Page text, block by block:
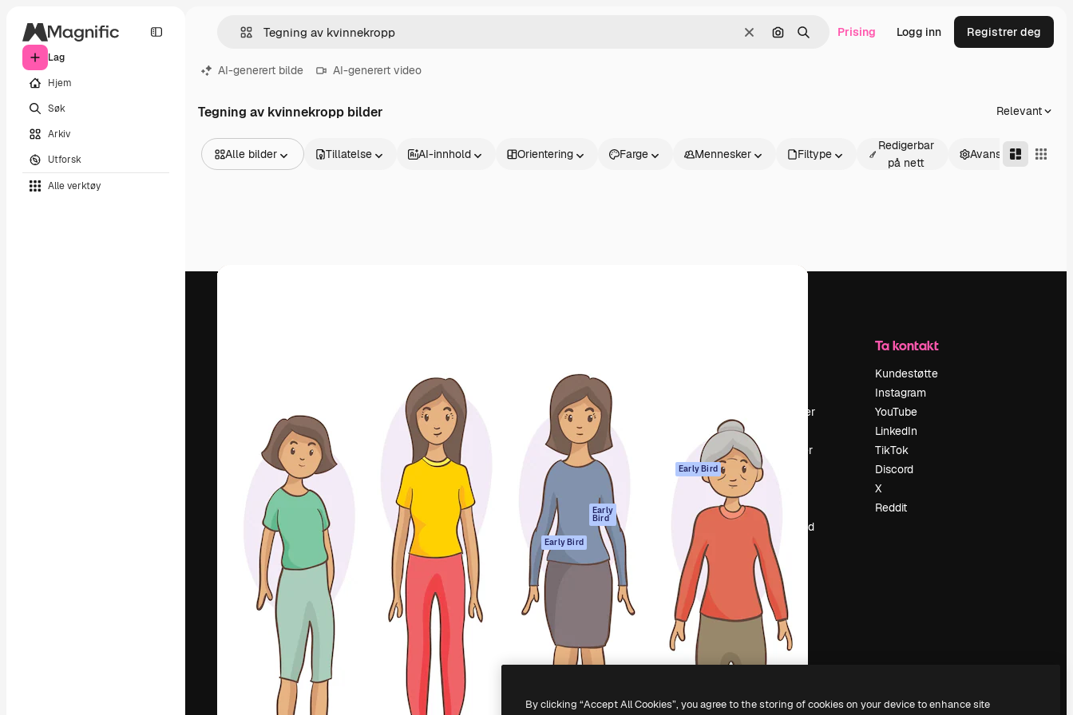
Lag
Hjem
Søk
Arkiv
Utforsk
Alle verktøy
Slett Søk etter bilde
Søk Prising Logg inn Registrer deg
AI-generert bilde AI-generert video
Tegning av kvinnekropp bilder Relevant
Alle bilder
Videoer
Tillatelse AI-innhold Orientering Farge Mennesker Filtype
Redigerbar
på nett
Avansert
beste arbeid. Mer enn 1 million abonnenter
blant kreative, selskaper, byråer og studioer.
Norsk bokmål
AI-assistent
AI Image Generator
AI-videogenerator
stemmegenerator
Arkivinnhold
MCP for
Claude/ChatGPT
Early
Bird
Agenter Early Bird
Mobilapp
Alle Magnific-
verktøy
Personvernerklæring
Early Bird
Retningslinjer for
informasjonskapsler
Affiliates
For bedrifter
Anmeldelser
Søketrender
Blogg
Hendelser
Slidesgo
Selg innhold
Presserom
Leter etter
magnific.ai
Ta kontakt
Kundestøtte
Instagram
YouTube
LinkedIn
TikTok
Discord
X
Reddit
Copyright © 2010- Freepik Company S.L.U. Alle rettigheter forbeholdt.
By clicking “Accept All Cookies”, you agree to the storing of cookies on your device to enhance site